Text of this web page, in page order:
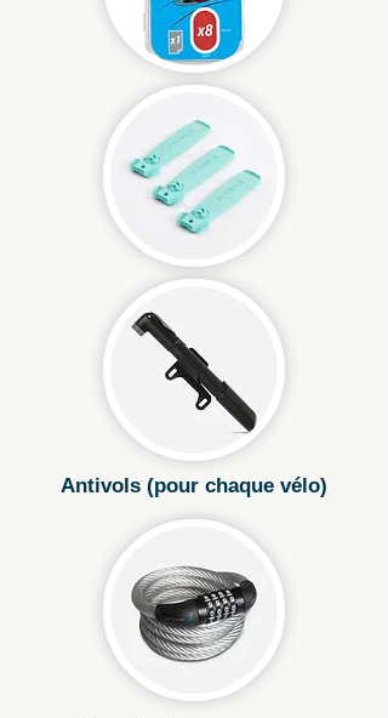
Antivols (pour chaque vélo)